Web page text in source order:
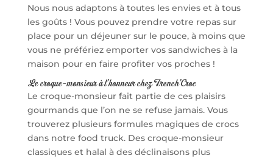
Nous nous adaptons à toutes les envies et à tous
les goûts ! Vous pouvez prendre votre repas sur
place pour un déjeuner sur le pouce, à moins que
vous ne préfériez emporter vos sandwiches à la
maison pour en faire profiter vos proches !
Le croque-monsieur à l’honneur chez French’Croc
Le croque-monsieur fait partie de ces plaisirs
gourmands que l’on ne se refuse jamais. Vous
trouverez plusieurs formules magiques de crocs
dans notre food truck. Des croque-monsieur
classiques et halal à des déclinaisons plus